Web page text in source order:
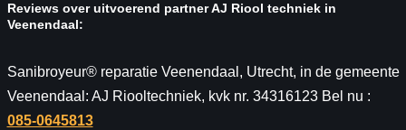
Reviews over uitvoerend partner AJ Riool techniek in
Veenendaal:
Sanibroyeur® reparatie Veenendaal, Utrecht, in de gemeente
Veenendaal: AJ Riooltechniek, kvk nr. 34316123 Bel nu :
085-0645813